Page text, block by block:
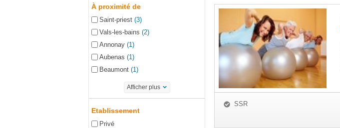
À proximité de
Saint-priest (3)
Vals-les-bains (2)
Annonay (1)
Aubenas (1)
Beaumont (1)
Afficher plus
Etablissement
Privé
SSR